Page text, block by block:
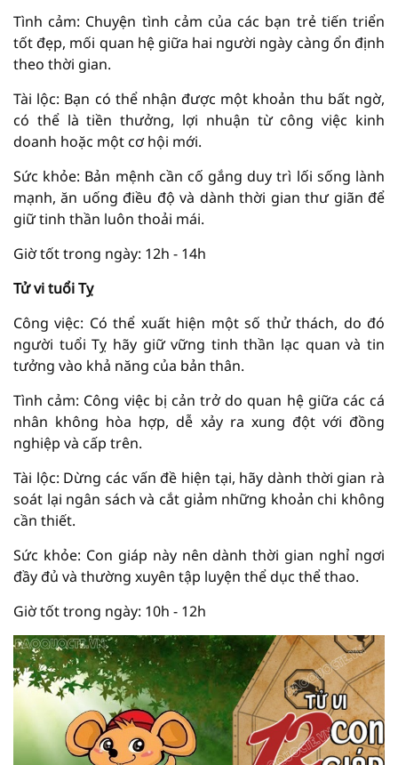
Tình cảm: Chuyện tình cảm của các bạn trẻ tiến triển
tốt đẹp, mối quan hệ giữa hai người ngày càng ổn định
theo thời gian.
Tài lộc: Bạn có thể nhận được một khoản thu bất ngờ,
có thể là tiền thưởng, lợi nhuận từ công việc kinh
doanh hoặc một cơ hội mới.
Sức khỏe: Bản mệnh cần cố gắng duy trì lối sống lành
mạnh, ăn uống điều độ và dành thời gian thư giãn để
giữ tinh thần luôn thoải mái.
Giờ tốt trong ngày: 12h - 14h
Tử vi tuổi Tỵ
Công việc: Có thể xuất hiện một số thử thách, do đó
người tuổi Tỵ hãy giữ vững tinh thần lạc quan và tin
tưởng vào khả năng của bản thân.
Tình cảm: Công việc bị cản trở do quan hệ giữa các cá
nhân không hòa hợp, dễ xảy ra xung đột với đồng
nghiệp và cấp trên.
Tài lộc: Dừng các vấn đề hiện tại, hãy dành thời gian rà
soát lại ngân sách và cắt giảm những khoản chi không
cần thiết.
Sức khỏe: Con giáp này nên dành thời gian nghỉ ngơi
đầy đủ và thường xuyên tập luyện thể dục thể thao.
Giờ tốt trong ngày: 10h - 12h